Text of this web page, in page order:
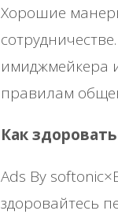
Хорошие
имиджмейкера
правилам
Как
Ads By
здоровайтесь